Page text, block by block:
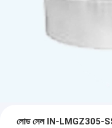
লোড সেল IN-LMGZ305-SS